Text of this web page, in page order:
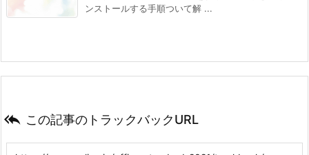
ンストールする手順ついて解 ...
 この記事のトラックバックURL